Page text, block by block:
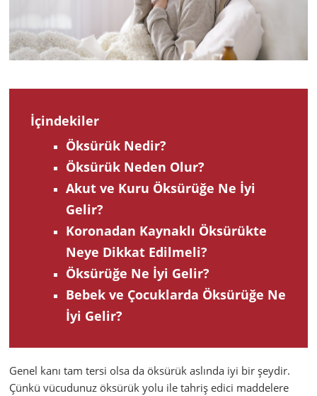
İçindekiler
Öksürük Nedir?
Öksürük Neden Olur?
Akut ve Kuru Öksürüğe Ne İyi
Gelir?
Koronadan Kaynaklı Öksürükte
Neye Dikkat Edilmeli?
Öksürüğe Ne İyi Gelir?
Bebek ve Çocuklarda Öksürüğe Ne
İyi Gelir?
Genel kanı tam tersi olsa da öksürük aslında iyi bir şeydir.
Çünkü vücudunuz öksürük yolu ile tahriş edici maddelere